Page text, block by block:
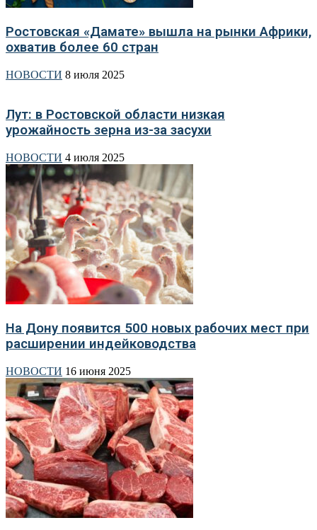
Ростовская «Дамате» вышла на рынки Африки,
охватив более 60 стран
НОВОСТИ 8 июля 2025
Лут: в Ростовской области низкая
урожайность зерна из-за засухи
НОВОСТИ 4 июля 2025
На Дону появится 500 новых рабочих мест при
расширении индейководства
НОВОСТИ 16 июня 2025